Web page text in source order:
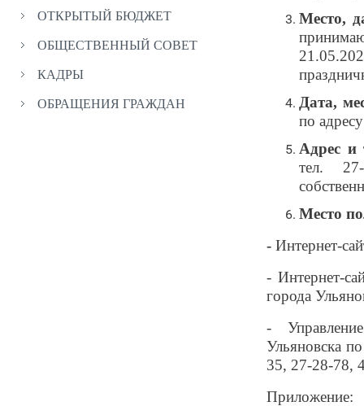
ОТКРЫТЫЙ БЮДЖЕТ
ОБЩЕСТВЕННЫЙ СОВЕТ
КАДРЫ
ОБРАЩЕНИЯ ГРАЖДАН
Место,
Дата,
по
Адрес и
тел.
Место
- Интернет-
- Интернет-
города
-
Ульяновска
35, 27-28-78,
Приложение: